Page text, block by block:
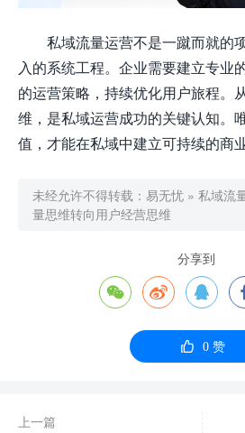
私域流量运营不是一蹴而就的
入的系统工程。企业需要建立专业
的运营策略，持续优化用户旅程。
维，是私域运营成功的关键认知。
值，才能在私域中建立可持续的商业
未经允许不得转载： 易无忧 » 私域流
量思维转向用户经营思维
分享到
  
 0赞
上一篇